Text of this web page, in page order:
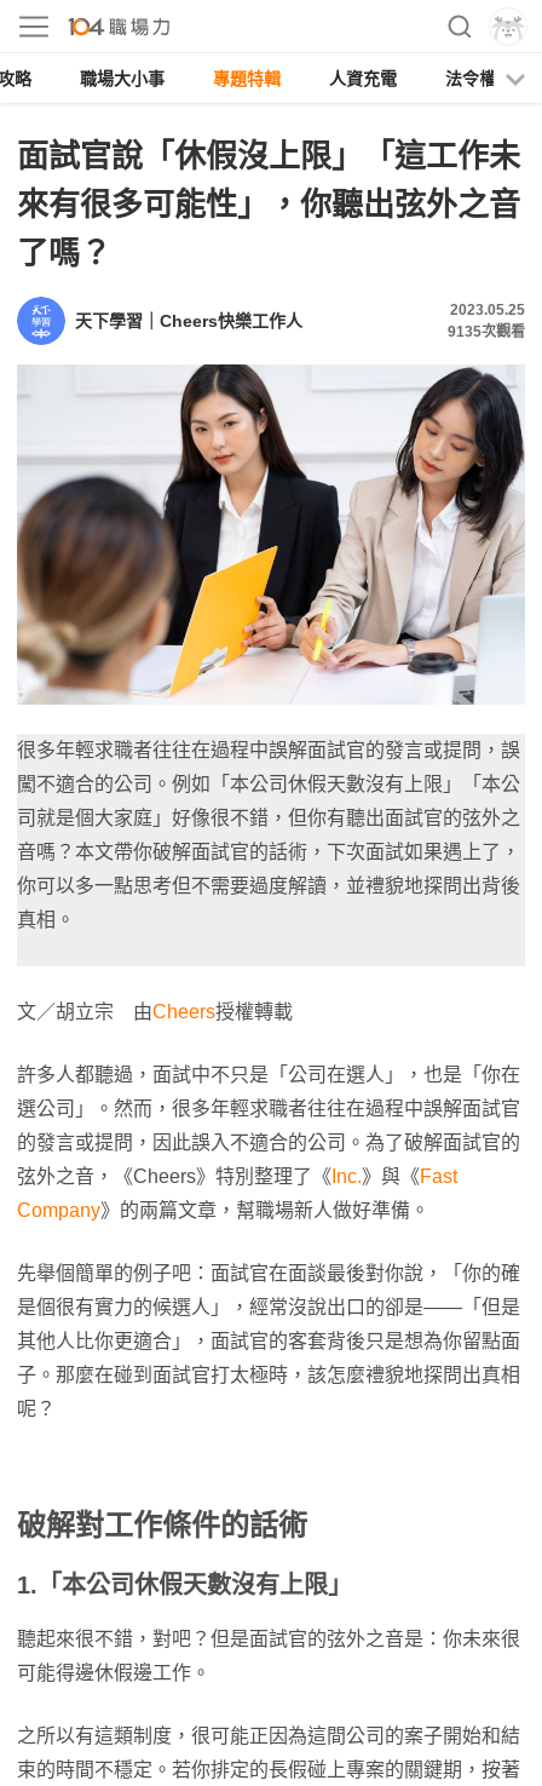
略 職場大小事 專題特輯 人資充電 法令權益
面試官說「休假沒上限」「這工作未
來有很多可能性」，你聽出弦外之音
了嗎？
天下學習｜Cheers快樂工作人
2023.05.25
9135次觀看
很多年輕求職者往往在過程中誤解面試官的發言或提問，誤
闖不適合的公司。例如「本公司休假天數沒有上限」「本公
司就是個大家庭」好像很不錯，但你有聽出面試官的弦外之
音嗎？本文帶你破解面試官的話術，下次面試如果遇上了，
你可以多一點思考但不需要過度解讀，並禮貌地探問出背後
真相。
文／胡立宗 由Cheers授權轉載
許多人都聽過，面試中不只是「公司在選人」，也是「你在
選公司」。然而，很多年輕求職者往往在過程中誤解面試官
的發言或提問，因此誤入不適合的公司。為了破解面試官的
弦外之音，《Cheers》特別整理了《 Inc.》與《Fast
Company》的兩篇文章，幫職場新人做好準備。
先舉個簡單的例子吧：面試官在面談最後對你說，「你的確
是個很有實力的候選人」，經常沒說出口的卻是——「但是
其他人比你更適合」，面試官的客套背後只是想為你留點面
子。那麼在碰到面試官打太極時，該怎麼禮貌地探問出真相
呢？
破解對工作條件的話術
1.「本公司休假天數沒有上限」
聽起來很不錯，對吧？但是面試官的弦外之音是：你未來很
可能得邊休假邊工作。
之所以有這類制度，很可能正因為這間公司的案子開始和結
束的時間不穩定。若你排定的長假碰上專案的關鍵期，按著